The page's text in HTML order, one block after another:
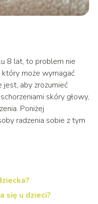
8 lat, to problem nie
może wymagać
aby zrozumieć
skóry głowy,
Poniżej
radzenia sobie z tym
się u dzieci?